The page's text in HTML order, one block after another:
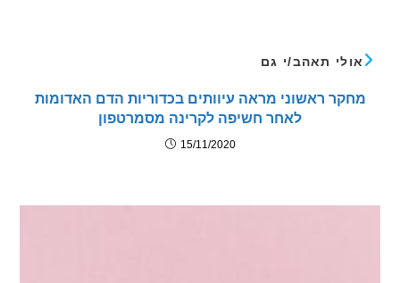
תאהב/י גם
ראשוני מראה עיוותים בכדוריות הדם האדומות
לאחר חשיפה לקרינה מסמרטפון
15/11/2020